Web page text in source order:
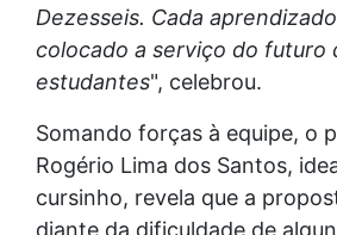
Dezesseis. Cada
colocado a serviço do futuro
estudantes", celebrou.
Somando forças à equipe, o
Rogério Lima dos Santos,
cursinho, revela que a